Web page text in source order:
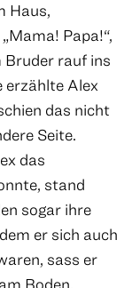
Haus,
Papa!“,
Bruder rauf ins
erzählte Alex
das nicht
Seite.
das
stand
sogar ihre
er sich auch
sass er
Boden.